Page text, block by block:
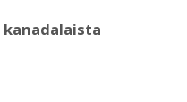
kanadalaista